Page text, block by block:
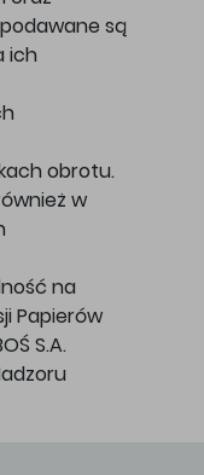
są
ich
obrotu.
w
na
Papierów
S.A.